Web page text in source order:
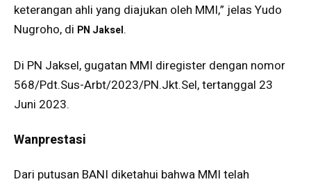
keterangan ahli yang diajukan oleh MMI,” jelas Yudo
Nugroho, di PN Jaksel.
Di PN Jaksel, gugatan MMI diregister dengan nomor
568/Pdt.Sus-Arbt/2023/PN.Jkt.Sel, tertanggal 23
Juni 2023.
Wanprestasi
Dari putusan BANI diketahui bahwa MMI telah